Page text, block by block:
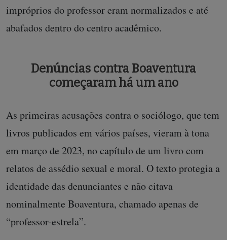
impróprios do professor eram normalizados e até
abafados dentro do centro acadêmico.
Denúncias contra Boaventura
começaram há um ano
As primeiras acusações contra o sociólogo, que tem
livros publicados em vários países, vieram à tona
em março de 2023, no capítulo de um livro com
relatos de assédio sexual e moral. O texto protegia a
identidade das denunciantes e não citava
nominalmente Boaventura, chamado apenas de
“professor-estrela”.